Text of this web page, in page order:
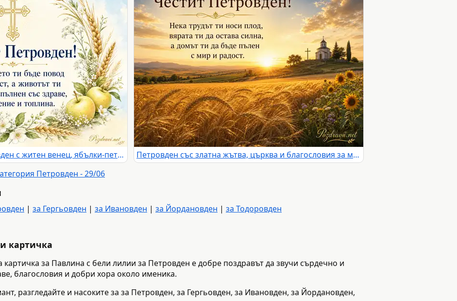
Лятна картичка за Петровден с житен венец, ябълки-петровки и златен кръст
Петровден със златна жътва, църква и благословия за мир и радост
Петровден - 29/06
| за Гергьовден | за Ивановден | за Йордановден | за Тодоровден
картичка
картичка за Павлина с бели лилии за Петровден е добре поздравът да звучи сърдечно и
благословия и добри хора около именика.
разгледайте и насоките за за Петровден, за Гергьовден, за Ивановден, за Йордановден,